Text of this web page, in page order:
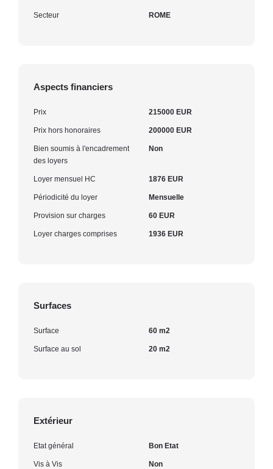
Secteur ROME
Aspects financiers
Prix 215000 EUR
Prix hors honoraires 200000 EUR
Bien soumis à l'encadrement
des loyers
Non
Loyer mensuel HC 1876 EUR
Périodicité du loyer Mensuelle
Provision sur charges 60 EUR
Loyer charges comprises 1936 EUR
Surfaces
Surface 60 m2
Surface au sol 20 m2
Extérieur
Etat général Bon Etat
Vis à Vis Non